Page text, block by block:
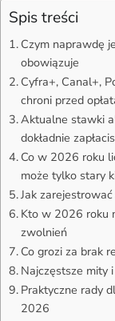
Spis treści
Czym naprawdę
obowiązuje
Cyfra+, Canal+,
chroni przed
Aktualne stawki
dokładnie
Co w 2026 roku
może tylko stary
Jak
Kto w 2026 roku
zwolnień
Co grozi za brak
Najczęstsze mity
Praktyczne rady
2026